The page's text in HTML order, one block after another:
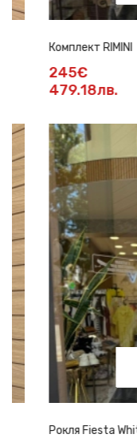
Комплект RIMINI
245€
479.18лв.
Рокля Fiesta White